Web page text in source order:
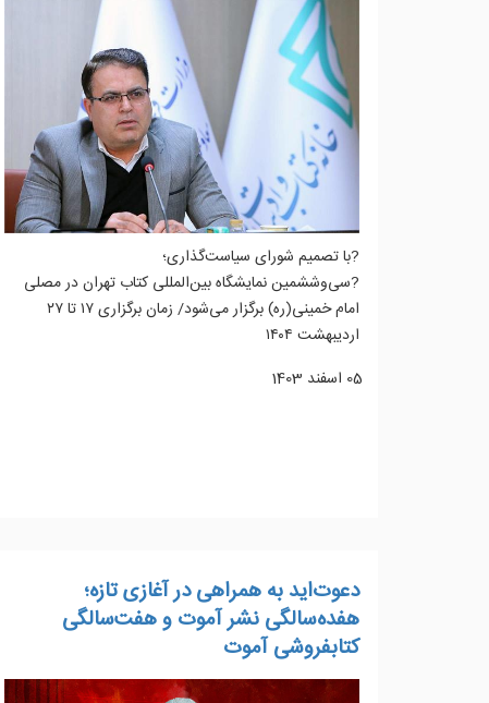
?با تصمیم شورای سیاست‌گذاری؛
?سی‌وششمین نمایشگاه بین‌المللی کتاب تهران در مصلی
امام خمینی(ره) برگزار می‌شود/ زمان برگزاری ۱۷ تا ۲۷
اردیبهشت ۱۴۰۴
05 اسفند 1403
دعوت‌اید به همراهی در آغازی تازه؛
هفده‌سالگی نشر آموت و هفت‌سالگی
کتابفروشی‌ آموت